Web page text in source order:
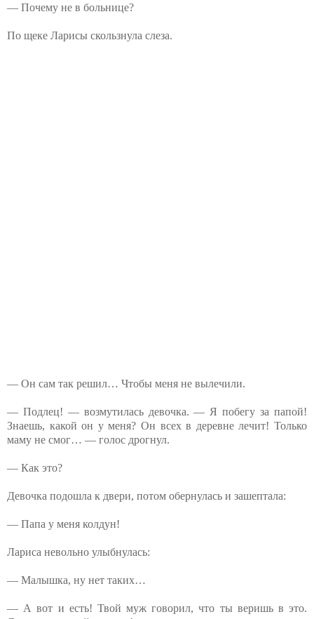
— Почему не в больнице?
По щеке Ларисы скользнула слеза.
— Он сам так решил… Чтобы меня не вылечили.
— Подлец! — возмутилась девочка. — Я побегу за папой!
Знаешь, какой он у меня? Он всех в деревне лечит! Только
маму не смог… — голос дрогнул.
— Как это?
Девочка подошла к двери, потом обернулась и зашептала:
— Папа у меня колдун!
Лариса невольно улыбнулась:
— Малышка, ну нет таких…
— А вот и есть! Твой муж говорил, что ты веришь в это.